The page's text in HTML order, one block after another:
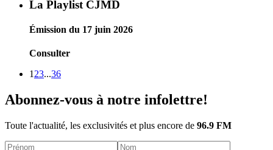
La Playlist CJMD
Émission du 17 juin 2026
Consulter
1 23...36
Abonnez-vous à notre infolettre!
Toute l'actualité, les exclusivités et plus encore de 96.9 FM